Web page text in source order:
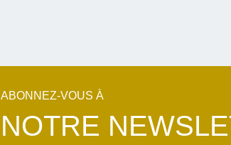
ABONNEZ-VOUS À
NOTRE